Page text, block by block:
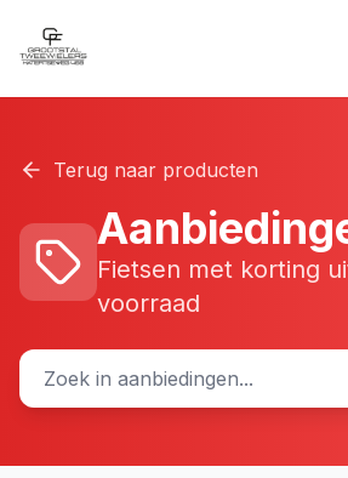
Terug naar producten
Fietsen met korting
voorraad